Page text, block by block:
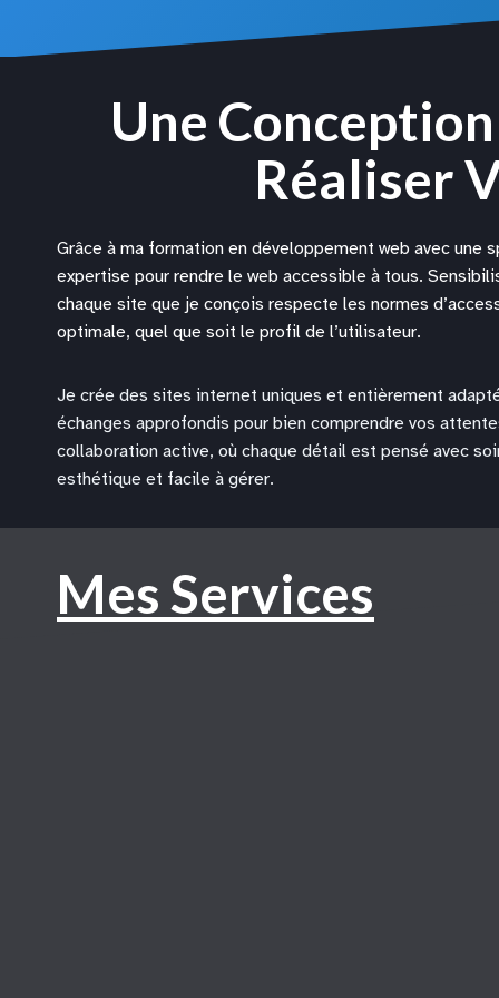
Une
Réaliser
Grâce à ma formation en développement web avec une
expertise pour rendre le web accessible à tous.
chaque site que je conçois respecte les normes
optimale, quel que soit le profil de l’utilisateur.
Je crée des sites internet uniques et entièrement
échanges approfondis pour bien comprendre vos
collaboration active, où chaque détail est pensé avec
esthétique et facile à gérer.
Mes Services